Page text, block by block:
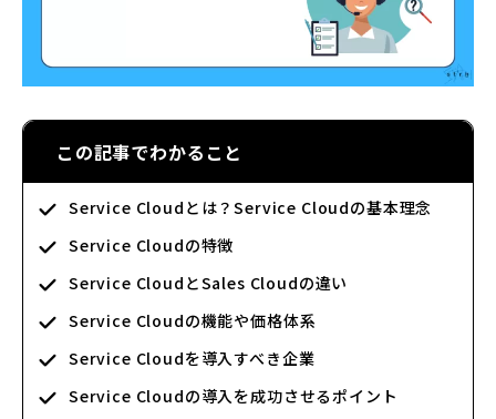
この記事でわかること
Service Cloudとは？Service Cloudの基本理念
Service Cloudの特徴
Service CloudとSales Cloudの違い
Service Cloudの機能や価格体系
Service Cloudを導入すべき企業
Service Cloudの導入を成功させるポイント